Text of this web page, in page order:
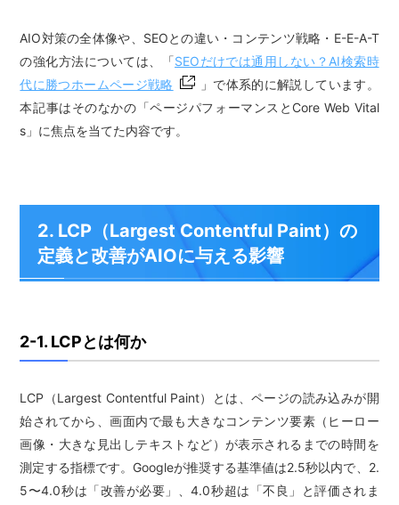
AIO対策の全体像や、SEOとの違い・コンテンツ戦略・E-E-A-T
の強化方法については、「SEOだけでは通用しない？AI検索時
代に勝つホームページ戦略
」で体系的に解説しています。
本記事はそのなかの「ページパフォーマンスとCore Web Vital
s」に焦点を当てた内容です。
2. LCP（Largest Contentful Paint）の
定義と改善がAIOに与える影響
2-1. LCPとは何か
LCP（Largest Contentful Paint）とは、ページの読み込みが開
始されてから、画面内で最も大きなコンテンツ要素（ヒーロー
画像・大きな見出しテキストなど）が表示されるまでの時間を
測定する指標です。Googleが推奨する基準値は2.5秒以内で、2.
5〜4.0秒は「改善が必要」、4.0秒超は「不良」と評価されま